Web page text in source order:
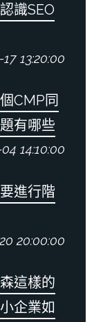
識SEO
13:20:00
CMP同
有哪些
14:10:00
進行階
20:00:00
這樣的
企業如